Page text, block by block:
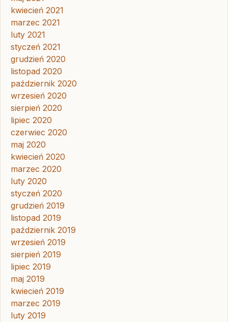
kwiecień 2021
marzec 2021
luty 2021
styczeń 2021
grudzień 2020
listopad 2020
październik 2020
wrzesień 2020
sierpień 2020
lipiec 2020
czerwiec 2020
maj 2020
kwiecień 2020
marzec 2020
luty 2020
styczeń 2020
grudzień 2019
listopad 2019
październik 2019
wrzesień 2019
sierpień 2019
lipiec 2019
maj 2019
kwiecień 2019
marzec 2019
luty 2019